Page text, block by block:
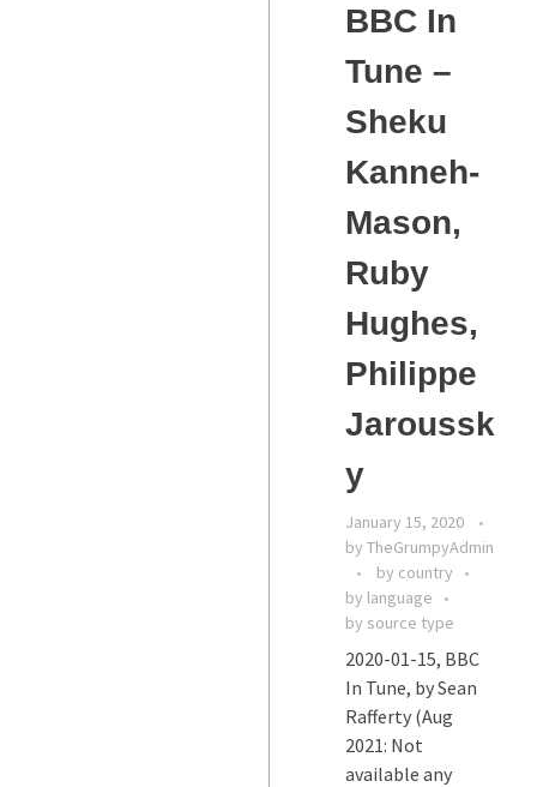
BBC In
Tune –
Sheku
Kanneh-
Mason,
Ruby
Hughes,
Philippe
Jaroussk
y
January 15, 2020
by TheGrumpyAdmin
by country
by language
by source type
2020-01-15, BBC
In Tune, by Sean
Rafferty (Aug
2021: Not
available any